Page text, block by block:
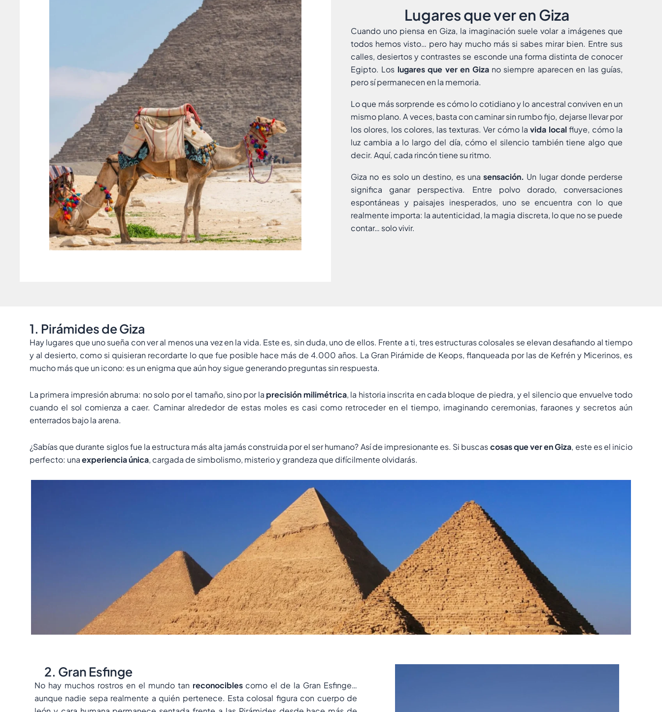
Lugares que ver en Giza
Cuando uno piensa en Giza, la imaginación suele volar a imágenes que
todos hemos visto… pero hay mucho más si sabes mirar bien. Entre sus
calles, desiertos y contrastes se esconde una forma distinta de conocer
Egipto. Los lugares que ver en Gizano siempre aparecen en las guías,
pero sí permanecen en la memoria.
Lo que más sorprende es cómo lo cotidiano y lo ancestral conviven en un
mismo plano. A veces, basta con caminar sin rumbo fijo, dejarse llevar por
los olores, los colores, las texturas. Ver cómo lavida localfluye, cómo la
luz cambia a lo largo del día, cómo el silencio también tiene algo que
decir. Aquí, cada rincón tiene su ritmo.
Giza no es solo un destino, es una sensación. Un lugar donde perderse
significa ganar perspectiva. Entre polvo dorado, conversaciones
espontáneas y paisajes inesperados, uno se encuentra con lo que
realmente importa: la autenticidad, la magia discreta, lo que no se puede
contar… solo vivir.
1. Pirámides de Giza
Hay lugares que uno sueña con ver al menos una vez en la vida. Este es, sin duda, uno de ellos. Frente a ti, tres estructuras colosales se elevan desafiando al tiempo
y al desierto, como si quisieran recordarte lo que fue posible hace más de 4.000 años. La Gran Pirámide de Keops, flanqueada por las de Kefrén y Micerinos, es
mucho más que un icono: es un enigma que aún hoy sigue generando preguntas sin respuesta.
La primera impresión abruma: no solo por el tamaño, sino por la precisión milimétrica, la historia inscrita en cada bloque de piedra, y el silencio que envuelve todo
cuando el sol comienza a caer. Caminar alrededor de estas moles es casi como retroceder en el tiempo, imaginando ceremonias, faraones y secretos aún
enterrados bajo la arena.
¿Sabías que durante siglos fue la estructura más alta jamás construida por el ser humano? Así de impresionante es. Si buscascosas que ver en Giza, este es el inicio
perfecto: unaexperiencia única, cargada de simbolismo, misterio y grandeza que difícilmente olvidarás.
2. Gran Esfinge
No hay muchos rostros en el mundo tan reconociblescomo el de la Gran Esfinge…
aunque nadie sepa realmente a quién pertenece. Esta colosal figura con cuerpo de